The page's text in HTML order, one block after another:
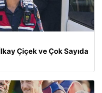
Çiçek ve Çok Sayıda